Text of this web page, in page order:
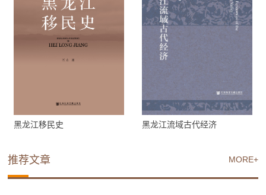
黑龙江移民史 黑龙江流域古代经济
MORE+
推荐文章